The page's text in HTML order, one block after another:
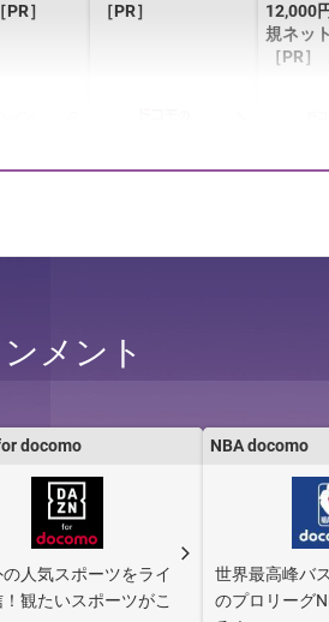
］
［PR］
12,000
規ネッ
［PR］
おサイ
携会社の提供サービスとなります。
メント
docomo
の人気スポーツをライ
観たいスポーツがこ
NBA docomo
世界最高峰バ
のプロリーグ